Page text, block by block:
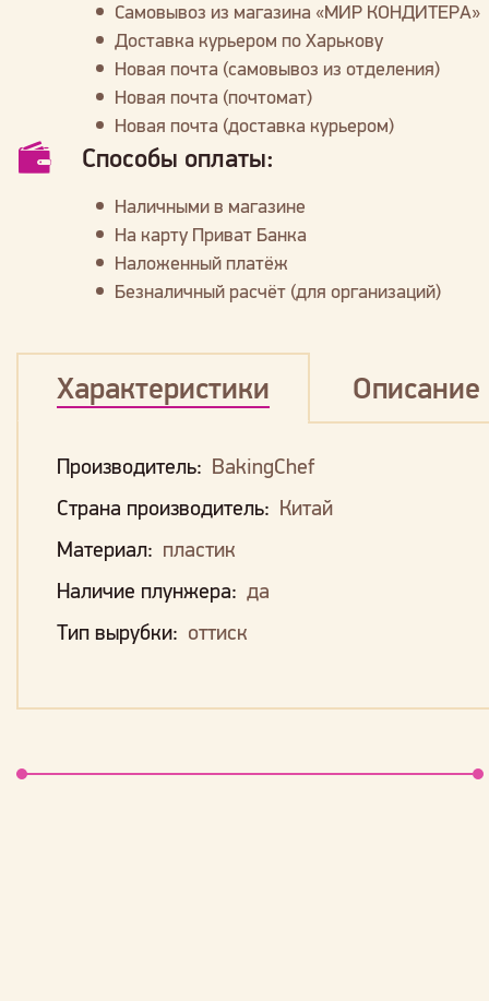
Самовывоз из магазина «МИР КОНДИТЕРА»
Доставка курьером по Харькову
Новая почта (самовывоз из отделения)
Новая почта (почтомат)
Новая почта (доставка курьером)
Способы оплаты:
Наличными в магазине
На карту Приват Банка
Наложенный платёж
Безналичный расчёт (для организаций)
Характеристики Описание
Производитель: BakingChef
Страна производитель: Китай
Материал: пластик
Наличие плунжера: да
Тип вырубки: оттиск